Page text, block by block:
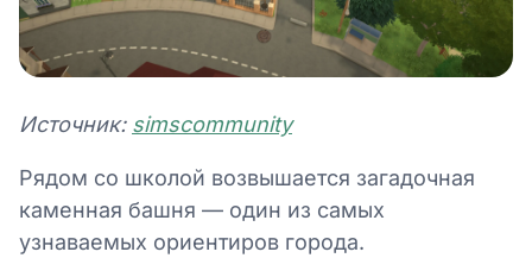
Источник: simscommunity
Рядом со школой возвышается загадочная
каменная башня — один из самых
узнаваемых ориентиров города.